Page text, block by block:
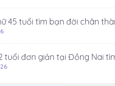
45 tuổi tìm bạn đời chân
tuổi đơn giản tại Đồng Nai